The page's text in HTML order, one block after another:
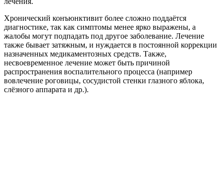
Хронический конъюнктивит более сложно поддаётся
диагностике, так как симптомы менее ярко выражены, а
жалобы могут подпадать под другое заболевание. Лечение
также бывает затяжным, и нуждается в постоянной коррекции
назначенных медикаментозных средств. Также,
несвоевременное лечение может быть причиной
распространения воспалительного процесса (например
вовлечение роговицы, сосудистой стенки глазного яблока,
слёзного аппарата и др.).